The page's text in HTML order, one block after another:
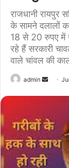
राजधानी रायपुर
के सामने दलालों
18 से 20 रुपए में
रहे हैं सरकारी
वाले चांवल की
admin
Send